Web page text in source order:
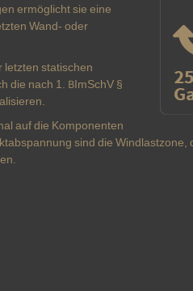
ermöglicht sie eine
Wand- oder
letzten statischen
die nach 1. BImSchV §
auf die Komponenten
sind die Windlastzone,